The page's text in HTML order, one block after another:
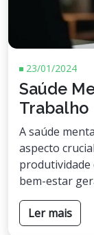
23/01/2024
Saúde
Trabalho
A saúde
aspecto
produtividade
bem-estar
Ler mais